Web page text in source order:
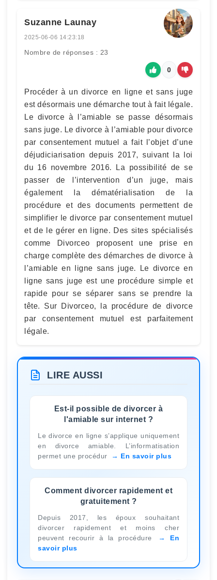
Suzanne Launay
2025-06-06 14:23:18
Nombre de réponses : 23
0
Procéder à un divorce en ligne et sans juge
est désormais une démarche tout à fait légale.
Le divorce à l’amiable se passe désormais
sans juge. Le divorce à l’amiable pour divorce
par consentement mutuel a fait l’objet d’une
déjudiciarisation depuis 2017, suivant la loi
du 16 novembre 2016. La possibilité de se
passer de l’intervention d’un juge, mais
également la dématérialisation de la
procédure et des documents permettent de
simplifier le divorce par consentement mutuel
et de le gérer en ligne. Des sites spécialisés
comme Divorceo proposent une prise en
charge complète des démarches de divorce à
l’amiable en ligne sans juge. Le divorce en
ligne sans juge est une procédure simple et
rapide pour se séparer sans se prendre la
tête. Sur Divorceo, la procédure de divorce
par consentement mutuel est parfaitement
légale.
LIRE AUSSI
Est-il possible de divorcer à
l'amiable sur internet ?
Le divorce en ligne s’applique uniquement
en divorce amiable. L’informatisation
permet une procédur
En savoir plus
Comment divorcer rapidement et
gratuitement ?
Depuis 2017, les époux souhaitant
divorcer rapidement et moins cher
peuvent recourir à la procédure
En
savoir plus